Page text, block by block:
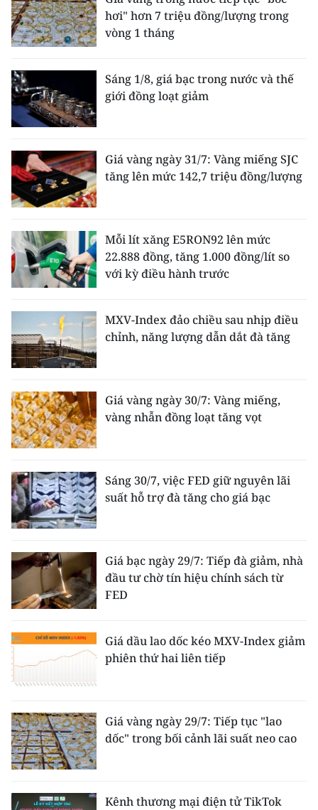
hơi" hơn 7 triệu đồng/lượng trong
vòng 1 tháng
Sáng 1/8, giá bạc trong nước và thế
giới đồng loạt giảm
Giá vàng ngày 31/7: Vàng miếng SJC
tăng lên mức 142,7 triệu đồng/lượng
Mỗi lít xăng E5RON92 lên mức
22.888 đồng, tăng 1.000 đồng/lít so
với kỳ điều hành trước
MXV-Index đảo chiều sau nhịp điều
chỉnh, năng lượng dẫn dắt đà tăng
Giá vàng ngày 30/7: Vàng miếng,
vàng nhẫn đồng loạt tăng vọt
Sáng 30/7, việc FED giữ nguyên lãi
suất hỗ trợ đà tăng cho giá bạc
Giá bạc ngày 29/7: Tiếp đà giảm, nhà
đầu tư chờ tín hiệu chính sách từ
FED
Giá dầu lao dốc kéo MXV-Index giảm
phiên thứ hai liên tiếp
Giá vàng ngày 29/7: Tiếp tục "lao
dốc" trong bối cảnh lãi suất neo cao
Kênh thương mại điện tử TikTok